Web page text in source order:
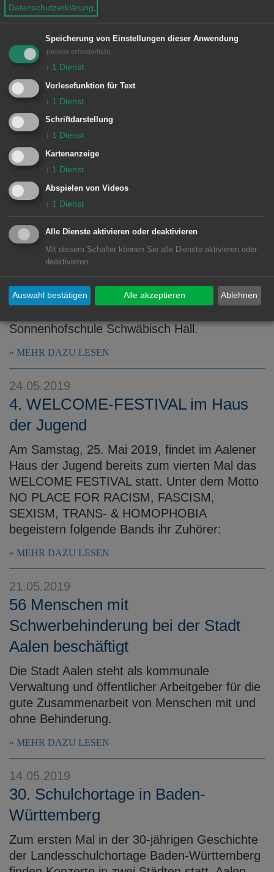
Der Stadtgarten Aalen wird vom 2. bis 14. Juli
MEHR DAZU LESEN
25.06.2019
48. Wasseralfinger Festtage
Auch in diesem Jahr feiert Wasseralfingen vom
25. bis 30. Juni 2019 wieder das traditionelle
Fest in der Ortsmitte.
MEHR DAZU LESEN
18.06.2019
15. VR-Kunstpreis und 3.
Inklusionspreis
Noch bis 30. Juni sind die farbintensiven
Porträts von Cordula Güdemann zu sehen und
Sonnenhofschule Schwäbisch Hall.
MEHR DAZU LESEN
24.05.2019
4. WELCOME-FESTIVAL im Haus
der Jugend
Am Samstag, 25. Mai 2019, findet im Aalener
Haus der Jugend bereits zum vierten Mal das
WELCOME FESTIVAL statt. Unter dem Motto
NO PLACE FOR RACISM, FASCISM,
SEXISM, TRANS- & HOMOPHOBIA
begeistern folgende Bands ihr Zuhörer:
MEHR DAZU LESEN
21.05.2019
56 Menschen mit
Schwerbehinderung bei der Stadt
Aalen beschäftigt
Die Stadt Aalen steht als kommunale
Verwaltung und öffentlicher Arbeitgeber für die
gute Zusammenarbeit von Menschen mit und
ohne Behinderung.
MEHR DAZU LESEN
14.05.2019
30. Schulchortage in Baden-
Württemberg
Zum ersten Mal in der 30-jährigen Geschichte
der Landesschulchortage Baden-Württemberg
Datenschutzerklärung
Speicherung von Einstellungen dieser Anwendung
(immer erforderlich)
↓ 1 Dienst
Vorlesefunktion für Text
↓ 1 Dienst
Schriftdarstellung
↓ 1 Dienst
Kartenanzeige
↓ 1 Dienst
Abspielen von Videos
↓ 1 Dienst
Alle Dienste aktivieren oder deaktivieren
Mit diesem Schalter können Sie alle Dienste aktivieren oder
deaktivieren.
Ablehnen
Auswahl bestätigen Alle akzeptieren